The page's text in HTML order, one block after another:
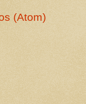
(Atom)